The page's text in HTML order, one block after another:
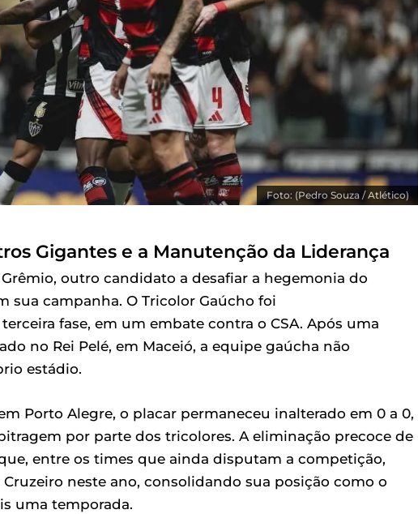
Foto: (Pedro Souza / Atlético)
Gigantes e a Manutenção da Liderança
outro candidato a desafiar a hegemonia do
campanha. O Tricolor Gaúcho foi
fase, em um embate contra o CSA. Após uma
no Rei Pelé, em Maceió, a equipe gaúcha não
estádio.
Porto Alegre, o placar permaneceu inalterado em 0 a 0,
por parte dos tricolores. A eliminação precoce de
entre os times que ainda disputam a competição,
neste ano, consolidando sua posição como o
uma temporada.